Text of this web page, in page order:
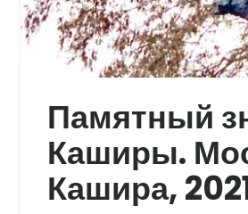
Памятный
Каширы.
Кашира,